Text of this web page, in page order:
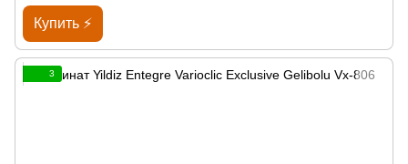
Купить ⚡
3